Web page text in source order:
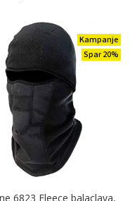
Kampanje
Spar 20%
6823 Fleece balaclava,